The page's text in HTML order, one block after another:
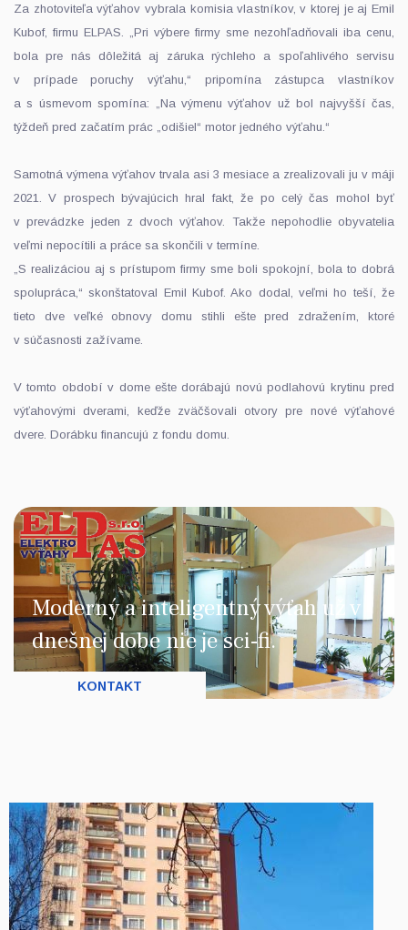
Za zhotoviteľa výťahov vybrala komisia vlastníkov, v ktorej je aj Emil
Kubof, firmu ELPAS. „Pri výbere firmy sme nezohľadňovali iba cenu,
bola pre nás dôležitá aj záruka rýchleho a spoľahlivého servisu
v prípade poruchy výťahu,“ pripomína zástupca vlastníkov
a s úsmevom spomína: „Na výmenu výťahov už bol najvyšší čas,
týždeň pred začatím prác „odišiel“ motor jedného výťahu.“
Samotná výmena výťahov trvala asi 3 mesiace a zrealizovali ju v máji
2021. V prospech bývajúcich hral fakt, že po celý čas mohol byť
v prevádzke jeden z dvoch výťahov. Takže nepohodlie obyvatelia
veľmi nepocítili a práce sa skončili v termíne.
„S realizáciou aj s prístupom firmy sme boli spokojní, bola to dobrá
spolupráca,“ skonštatoval Emil Kubof. Ako dodal, veľmi ho teší, že
tieto dve veľké obnovy domu stihli ešte pred zdražením, ktoré
v súčasnosti zažívame.
V tomto období v dome ešte dorábajú novú podlahovú krytinu pred
výťahovými dverami, keďže zväčšovali otvory pre nové výťahové
dvere. Dorábku financujú z fondu domu.
Moderný a inteligentný výťah už v
dnešnej dobe nie je sci-fi.
KONTAKT